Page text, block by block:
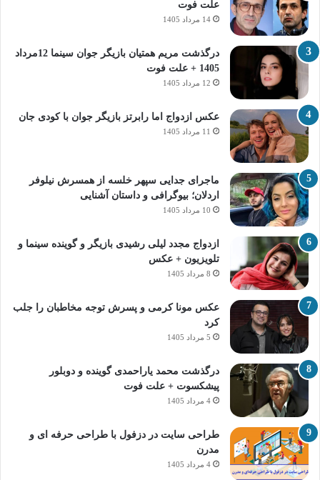
علت فوت
14 مرداد 1405
درگذشت مریم همتیان بازیگر جوان سینما 12مرداد
1405 + علت فوت
12 مرداد 1405
عکس ازدواج اما رابرتز بازیگر جوان با کودی جان
11 مرداد 1405
ماجرای جدایی سپهر خلسه از همسرش نیلوفر
اردلان؛ بیوگرافی و داستان آشنایی
10 مرداد 1405
ازدواج مجدد لیلی رشیدی بازیگر و گوینده سینما و
تلویزیون + عکس
8 مرداد 1405
عکس مونا کرمی و پسرش توجه مخاطبان را جلب
کرد
5 مرداد 1405
درگذشت محمد یاراحمدی گوینده و دوبلور
پیشکسوت + علت فوت
4 مرداد 1405
طراحی سایت در دزفول با طراحی حرفه‌ ای و
مدرن
4 مرداد 1405